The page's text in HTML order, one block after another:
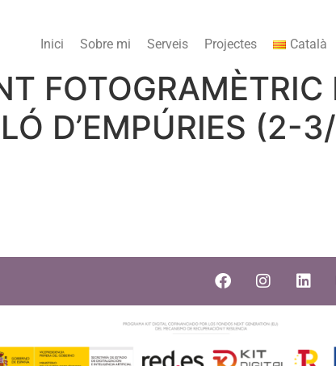
Inici Sobre mi Serveis Projectes Català
D’EMPÚRIES (2-